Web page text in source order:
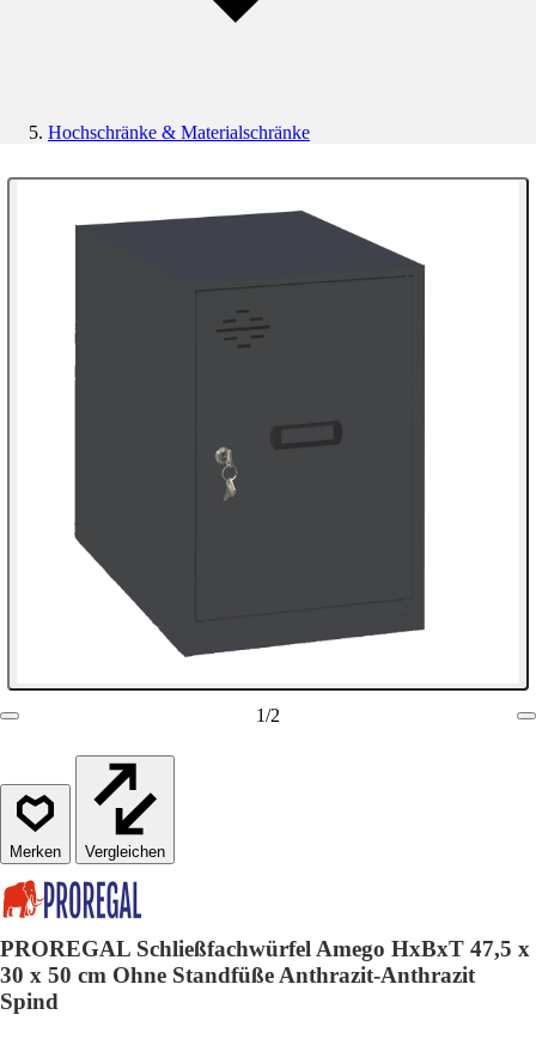
Hochschränke & Materialschränke
1/2
Vergleichen
PROREGAL Schließfachwürfel Amego HxBxT 47,5 x
30 x 50 cm Ohne Standfüße Anthrazit-Anthrazit
Spind